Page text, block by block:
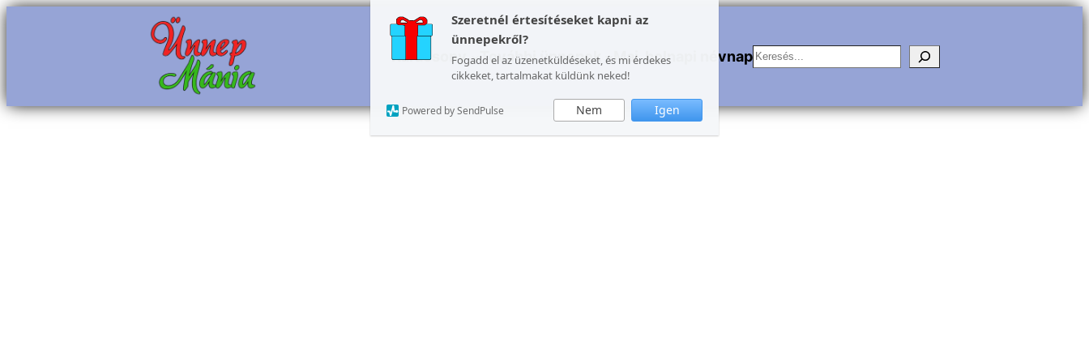
Szeretnél értesítéseket kapni az
ünnepekről?
Fogadd el az üzenetküldéseket, és mi érdekes
cikkeket, tartalmakat küldünk neked!
Nem Igen
Powered by SendPulse
Ugrás
Karácsony További ünnepek Mai, holnapi névnapKeresés